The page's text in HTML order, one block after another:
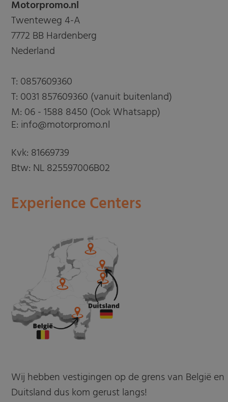
Motorpromo.nl
Twenteweg 4-A
7772 BB Hardenberg
Nederland
T: 0857609360
T: 0031 857609360 (vanuit buitenland)
M: 06 - 1588 8450 (Ook Whatsapp)
E: info@motorpromo.nl
Kvk: 81669739
Btw: NL 825597006B02
Experience Centers
Wij hebben vestigingen op de grens van België en
Duitsland dus kom gerust langs!